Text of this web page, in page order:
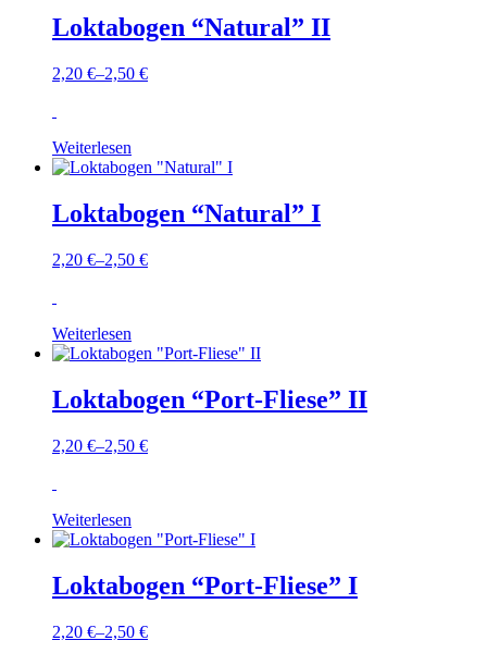
Loktabogen “Natural” II
2,20 €–2,50 €
Weiterlesen
Loktabogen “Natural” I
2,20 €–2,50 €
Weiterlesen
Loktabogen “Port-Fliese” II
2,20 €–2,50 €
Weiterlesen
Loktabogen “Port-Fliese” I
2,20 €–2,50 €